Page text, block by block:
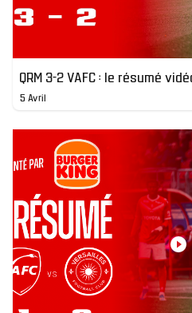
QRM 3-2 VAFC : le résumé
5 Avril